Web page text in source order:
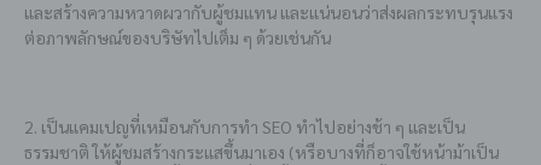
และสร้างความหวาดผวากับผู้ชมแทน และแน่นอนว่าส่งผลกระทบรุนแรง
ต่อภาพลักษณ์ของบริษัทไปเต็ม ๆ ด้วยเช่นกัน
2. เป็นแคมเปญที่เหมือนกับการทำ SEO ทำไปอย่างช้า ๆ และเป็น
ธรรมชาติ ให้ผู้ชมสร้างกระแสขึ้นมาเอง (หรือบางที่ก็อาจใช้หน้าม้าเป็น